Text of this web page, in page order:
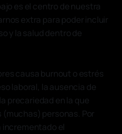
es el centro de nuestra
extra para poder incluir
y la salud dentro de
causa burnout o estrés
laboral, la ausencia de
precariedad en la que
personas. Por
incrementado el